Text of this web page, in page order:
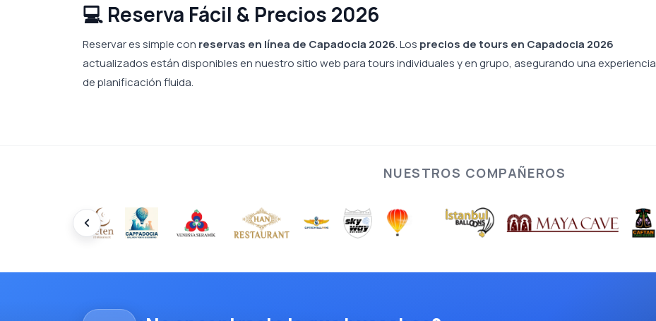
💻 Reserva Fácil & Precios 2026
Reservar es simple con reservas en línea de Capadocia 2026. Los precios de tours en Capadocia 2026
actualizados están disponibles en nuestro sitio web para tours individuales y en grupo, asegurando una experiencia
de planificación fluida.
NUESTROS COMPAÑEROS